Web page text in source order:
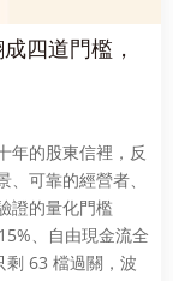
四道門檻，
年的股東信裡，反
可靠的經營者、
證的量化門檻
、自由現金流全
剩 63 檔過關，波